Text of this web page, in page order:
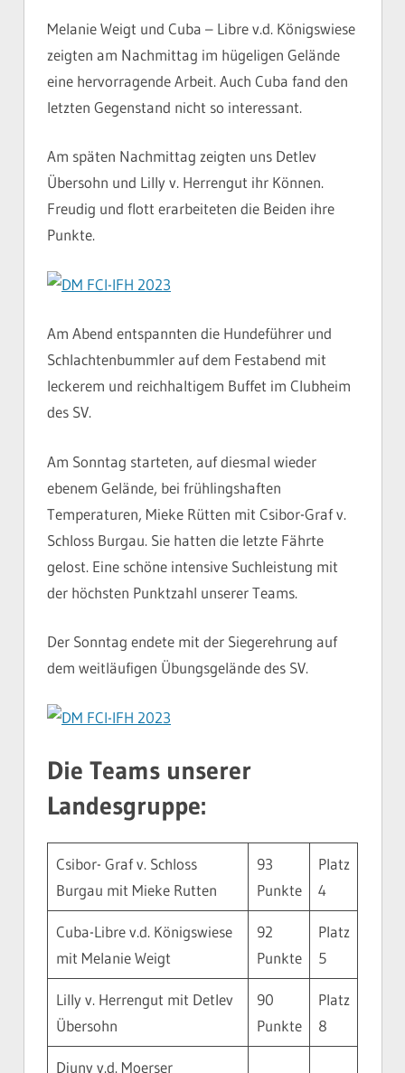
Melanie Weigt und Cuba – Libre v.d. Königswiese
zeigten am Nachmittag im hügeligen Gelände
eine hervorragende Arbeit. Auch Cuba fand den
letzten Gegenstand nicht so interessant.
Am späten Nachmittag zeigten uns Detlev
Übersohn und Lilly v. Herrengut ihr Können.
Freudig und flott erarbeiteten die Beiden ihre
Punkte.
Am Abend entspannten die Hundeführer und
Schlachtenbummler auf dem Festabend mit
leckerem und reichhaltigem Buffet im Clubheim
des SV.
Am Sonntag starteten, auf diesmal wieder
ebenem Gelände, bei frühlingshaften
Temperaturen, Mieke Rütten mit Csibor-Graf v.
Schloss Burgau. Sie hatten die letzte Fährte
gelost. Eine schöne intensive Suchleistung mit
der höchsten Punktzahl unserer Teams.
Der Sonntag endete mit der Siegerehrung auf
dem weitläufigen Übungsgelände des SV.
Die Teams unserer
Landesgruppe:
Csibor- Graf v. Schloss
Burgau mit Mieke Rutten
93
Punkte
Platz
4
Cuba-Libre v.d. Königswiese
mit Melanie Weigt
92
Punkte
Platz
5
Lilly v. Herrengut mit Detlev
Übersohn
90
Punkte
Platz
8
Djuny v.d. Moerser